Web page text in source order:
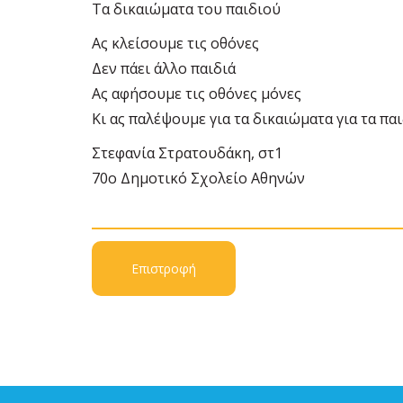
Τα δικαιώματα του παιδιού
Ας κλείσουμε τις οθόνες
Δεν πάει άλλο παιδιά
Ας αφήσουμε τις οθόνες μόνες
Κι ας παλέψουμε για τα δικαιώματα για τα
Στεφανία Στρατουδάκη, στ1
70ο Δημοτικό Σχολείο Αθηνών
Επιστροφή